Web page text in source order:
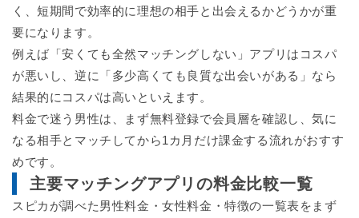
く、短期間で効率的に理想の相手と出会えるかどうかが重
要になります。
例えば「安くても全然マッチングしない」アプリはコスパ
が悪いし、逆に「多少高くても良質な出会いがある」なら
結果的にコスパは高いといえます。
料金で迷う男性は、まず無料登録で会員層を確認し、気に
なる相手とマッチしてから1カ月だけ課金する流れがおすす
めです。
主要マッチングアプリの料金比較一覧
スピカが調べた男性料金・女性料金・特徴の一覧表をまず